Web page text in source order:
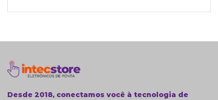
Desde 2018, conectamos você à tecnologia de